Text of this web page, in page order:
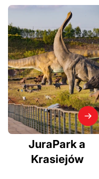
JuraPark a
Krasiejów